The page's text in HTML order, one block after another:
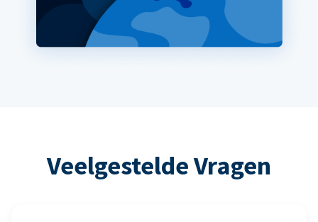
Veelgestelde Vragen